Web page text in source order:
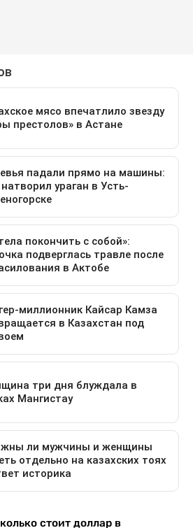
стоит доллар в